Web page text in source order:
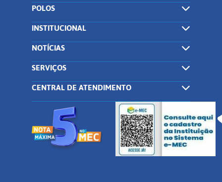
POLOS
INSTITUCIONAL
NOTÍCIAS
SERVIÇOS
CENTRAL DE ATENDIMENTO